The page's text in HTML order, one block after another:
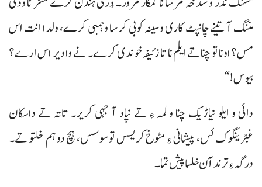
مننگ آ تینے چانپٹ کاری وسینہ کوبی کرسا وہمبی کرے، ولدا انت اس
مس؟ اونا تو چناتے ایلم نا تا زئیفہ خوندی کرے۔ نے وا دیر اس ارے؟
بیوس!“
دائی و ایلو نیاڑیک چنا و لمہ ءِ تے نپاد آ جہی کریر۔ تاتہ تے داسکان
غبّرینگوک ئس، پیشانی ءِ مٹوخ کریسس توسوسس، ہچ دو ہم خلتو تے۔
درگہ ءِ ترند آن خلسا پیش تما۔